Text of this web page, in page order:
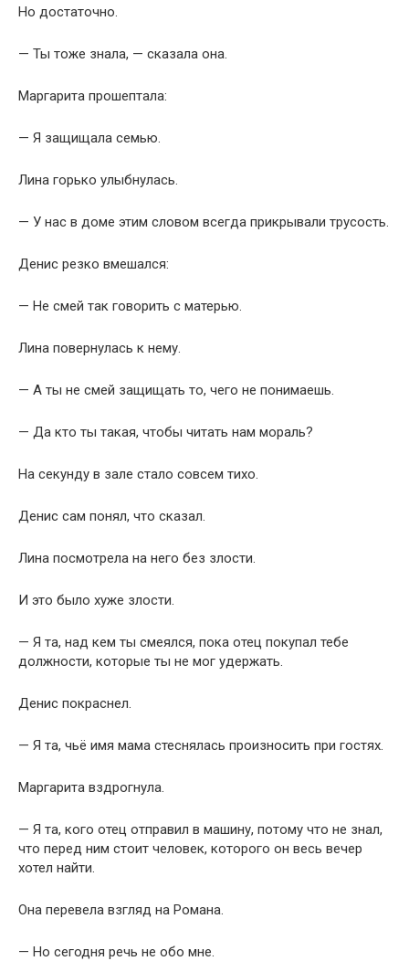
Но достаточно.
— Ты тоже знала, — сказала она.
Маргарита прошептала:
— Я защищала семью.
Лина горько улыбнулась.
— У нас в доме этим словом всегда прикрывали трусость.
Денис резко вмешался:
— Не смей так говорить с матерью.
Лина повернулась к нему.
— А ты не смей защищать то, чего не понимаешь.
— Да кто ты такая, чтобы читать нам мораль?
На секунду в зале стало совсем тихо.
Денис сам понял, что сказал.
Лина посмотрела на него без злости.
И это было хуже злости.
— Я та, над кем ты смеялся, пока отец покупал тебе
должности, которые ты не мог удержать.
Денис покраснел.
— Я та, чьё имя мама стеснялась произносить при гостях.
Маргарита вздрогнула.
— Я та, кого отец отправил в машину, потому что не знал,
что перед ним стоит человек, которого он весь вечер
хотел найти.
Она перевела взгляд на Романа.
— Но сегодня речь не обо мне.